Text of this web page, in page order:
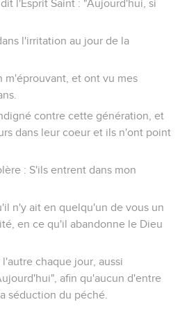
: "S'ils entrent dans mon repos !"
uns y entrent, et que
été évangélisés ne sont pas
jour, disant, en David, si
comme il a été dit
vous entendez sa voix,
le repos, il n'aurait pas parlé
pour le peuple de Dieu.
son repos, lui aussi s'est
Dieu s'est reposé des
entrer dans ce repos-là, afin que
une semblable